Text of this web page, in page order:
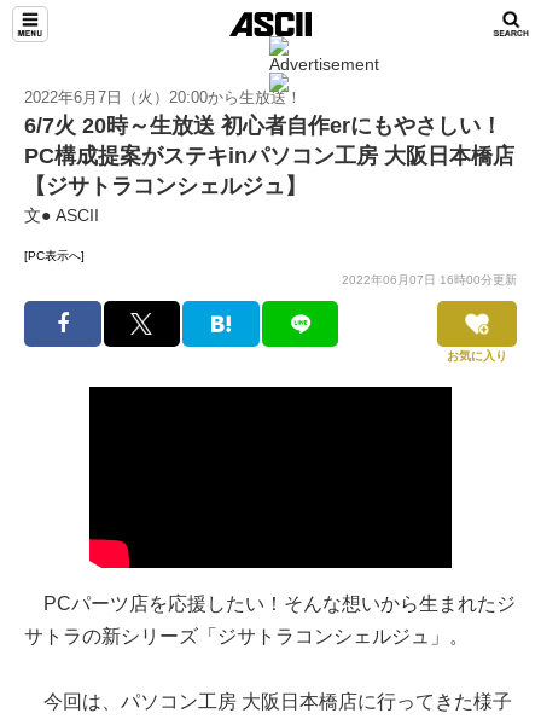
2022年6月7日（火）20:00から生放送！
6/7火 20時～生放送 初心者自作erにもやさしい！
PC構成提案がステキinパソコン工房 大阪日本橋店
【ジサトラコンシェルジュ】
文● ASCII
[PC表示へ]
2022年06月07日 16時00分更新
お気に入り
PCパーツ店を応援したい！そんな想いから生まれたジ
サトラの新シリーズ「ジサトラコンシェルジュ」。
今回は、パソコン工房 大阪日本橋店に行ってきた様子